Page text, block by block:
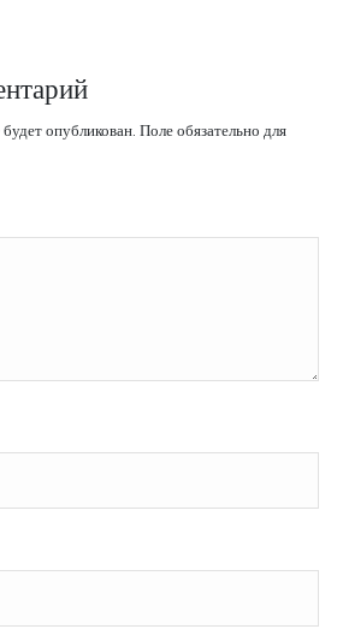
опубликован. Поле обязательно для